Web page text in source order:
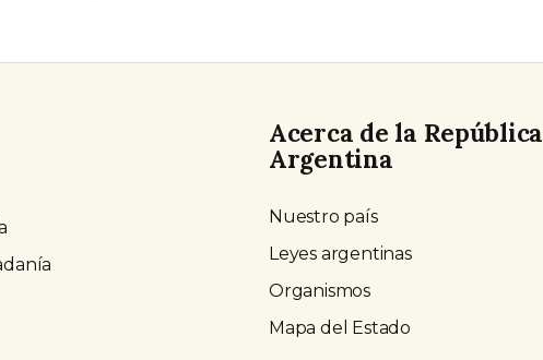
Acerca de la República
Argentina
Nuestro país
Leyes argentinas
Organismos
Mapa del Estado